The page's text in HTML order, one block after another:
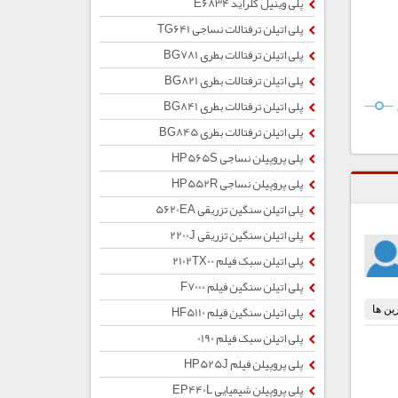
پلی اتیلن ترفتالات نساجی TG641
پلی اتیلن ترفتالات بطری BG781
پلی اتیلن ترفتالات بطری BG821
پلی اتیلن ترفتالات بطری BG841
پلی اتیلن ترفتالات بطری BG845
پلی پروپیلن نساجی HP565S
پلی پروپیلن نساجی HP552R
پلی اتیلن سنگین تزریقی 5620EA
پلی اتیلن سنگین تزریقی 2200J
پلی اتیلن سبک فیلم 2102TX00
پلی اتیلن سنگین فیلم F7000
پلی اتیلن سنگین فیلم HF5110
پلی اتیلن سبک فیلم 0190
پلی پروپیلن فیلم HP525J
پلی پروپیلن شیمیایی EP440L